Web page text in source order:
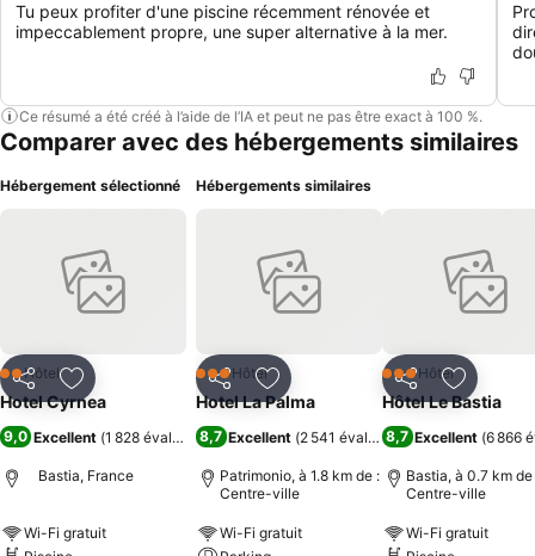
Tu peux profiter d'une piscine récemment rénovée et
impeccablement propre, une super alternative à la mer.
Ce résumé a été créé à l’aide de l’IA et peut ne pas être exact à 100 %.
Comparer avec des hébergements similaires
Hébergement sélectionné
PartagerAjouter à mes favoris
2 Étoiles
Hôtel
Hotel Cyrnea
9,0 Excellent (1 828 évaluations)
Bastia, France
Wi-Fi gratuit
Hébergements similaires
PartagerAjouter à mes favoris
3 ÉtoilesHôtel
Hotel La Palma
8,7 Excellent (2 541 évaluations)
Patrimonio, à 1.8 km de :
Centre-ville
Wi-Fi gratuit
PartagerAjouter
3 ÉtoilesHôtel
Hôtel Le Bastia
8,7 Excellent (6 866
Bastia, à 0.7 km de
Centre-ville
Wi-Fi gratuit